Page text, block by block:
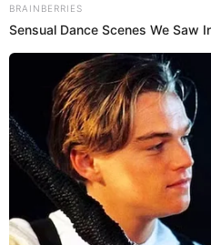
23 May 2023 | 18:01 h
Hija Princesita Mily
enfermedad de su
La hija de la Princesita Mily,
fue el tratamiento que llevó su
enfrentó esta situación la familia